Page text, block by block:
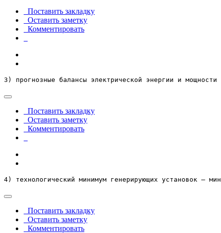
Поставить закладку
Оставить заметку
Комментировать
3) прогнозные балансы электрической энергии и
Поставить закладку
Оставить заметку
Комментировать
4) технологический минимум генерирующих установок –
Поставить закладку
Оставить заметку
Комментировать